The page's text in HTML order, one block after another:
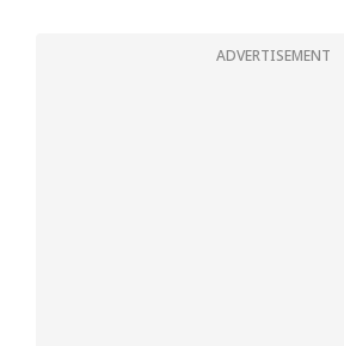
ADVERTISEMENT